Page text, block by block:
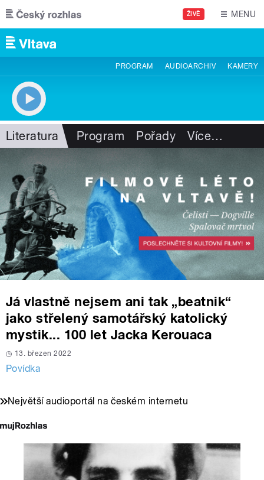
Přejít k hlavnímu obsahu
ŽIVĚ MENU
PROGRAM AUDIOARCHIV KAMERY
Literatura Program Pořady Více…
Já vlastně nejsem ani tak „beatnik“
jako střelený samotářský katolický
mystik... 100 let Jacka Kerouaca
13. březen 2022
Povídka
Největší audioportál na českém internetu